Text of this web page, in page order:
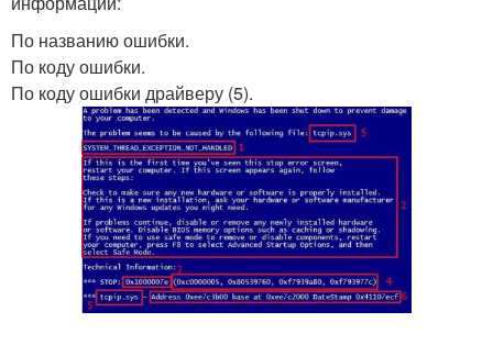
По названию ошибки.
По коду ошибки.
По коду ошибки драйверу (5).